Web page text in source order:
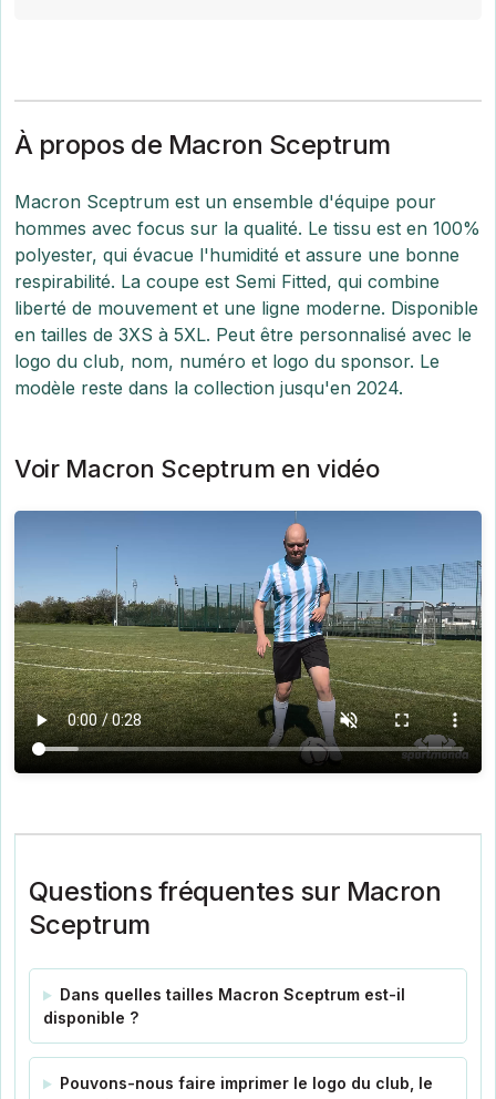
À propos de Macron Sceptrum
Macron Sceptrum est un ensemble d'équipe pour
hommes avec focus sur la qualité. Le tissu est en 100%
polyester, qui évacue l'humidité et assure une bonne
respirabilité. La coupe est Semi Fitted, qui combine
liberté de mouvement et une ligne moderne. Disponible
en tailles de 3XS à 5XL. Peut être personnalisé avec le
logo du club, nom, numéro et logo du sponsor. Le
modèle reste dans la collection jusqu'en 2024.
Voir Macron Sceptrum en vidéo
Questions fréquentes sur Macron
Sceptrum
Dans quelles tailles Macron Sceptrum est-il
disponible ?
Pouvons-nous faire imprimer le logo du club, le